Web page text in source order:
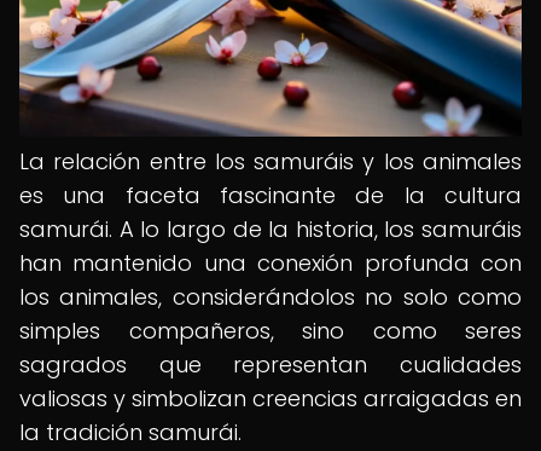
La relación entre los samuráis y los animales
es una faceta fascinante de la cultura
samurái. A lo largo de la historia, los samuráis
han mantenido una conexión profunda con
los animales, considerándolos no solo como
simples compañeros, sino como seres
sagrados que representan cualidades
valiosas y simbolizan creencias arraigadas en
la tradición samurái.